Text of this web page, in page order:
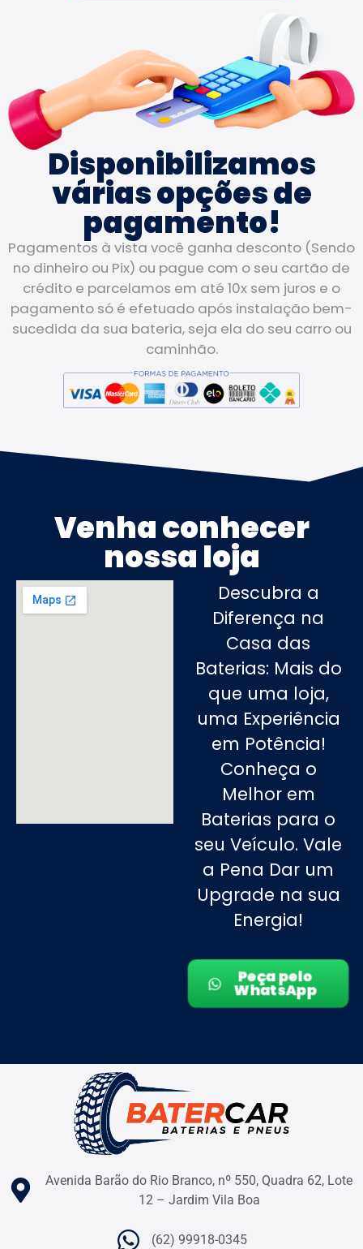
Disponibilizamos
várias opções de
pagamento!
Pagamentos à vista você ganha desconto (Sendo
no dinheiro ou Pix) ou pague com o seu cartão de
crédito e parcelamos em até 10x sem juros e o
pagamento só é efetuado após instalação bem-
sucedida da sua bateria, seja ela do seu carro ou
caminhão.
Venha conhecer
nossa loja
Descubra a
Diferença na
Casa das
Baterias: Mais do
que uma loja,
uma Experiência
em Potência!
Conheça o
Melhor em
Baterias para o
seu Veículo. Vale
a Pena Dar um
Upgrade na sua
Energia!
Peça pelo
WhatsApp
Avenida Barão do Rio Branco, nº 550, Quadra 62, Lote
12 – Jardim Vila Boa
(62) 99918-0345